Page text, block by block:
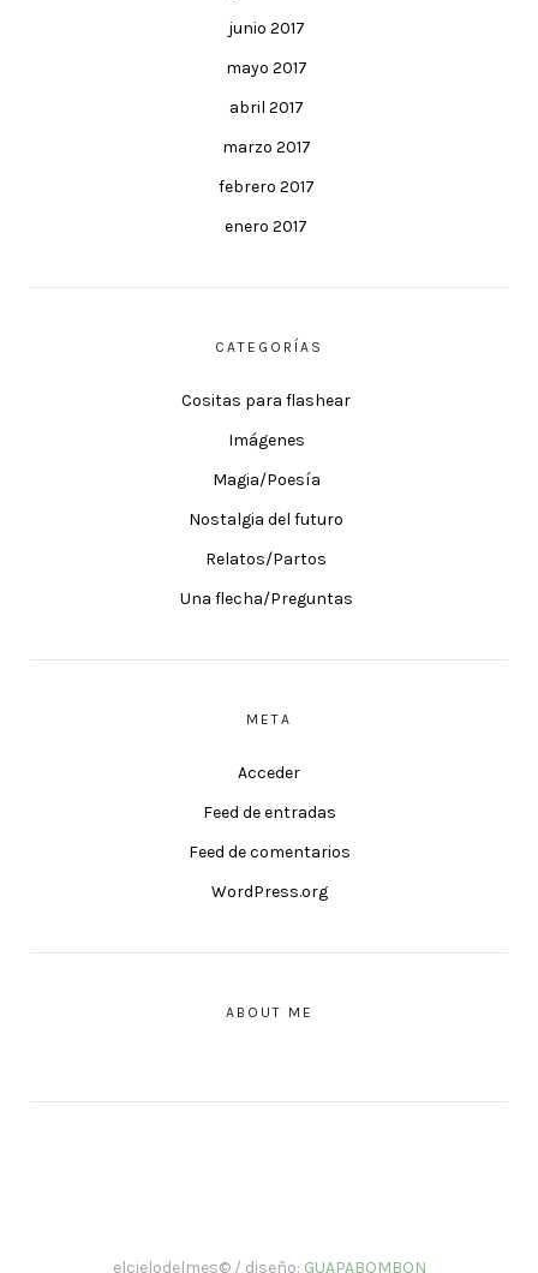
junio 2017
mayo 2017
abril 2017
marzo 2017
febrero 2017
enero 2017
CATEGORÍAS
Cositas para flashear
Imágenes
Magia/Poesía
Nostalgia del futuro
Relatos/Partos
Una flecha/Preguntas
META
Acceder
Feed de entradas
Feed de comentarios
WordPress.org
ABOUT ME
elcielodelmes© / diseño: GUAPABOMBON